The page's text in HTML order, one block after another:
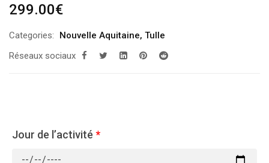
299.00€
Categories: Nouvelle Aquitaine, Tulle
Réseaux sociaux
Jour de l’activité *